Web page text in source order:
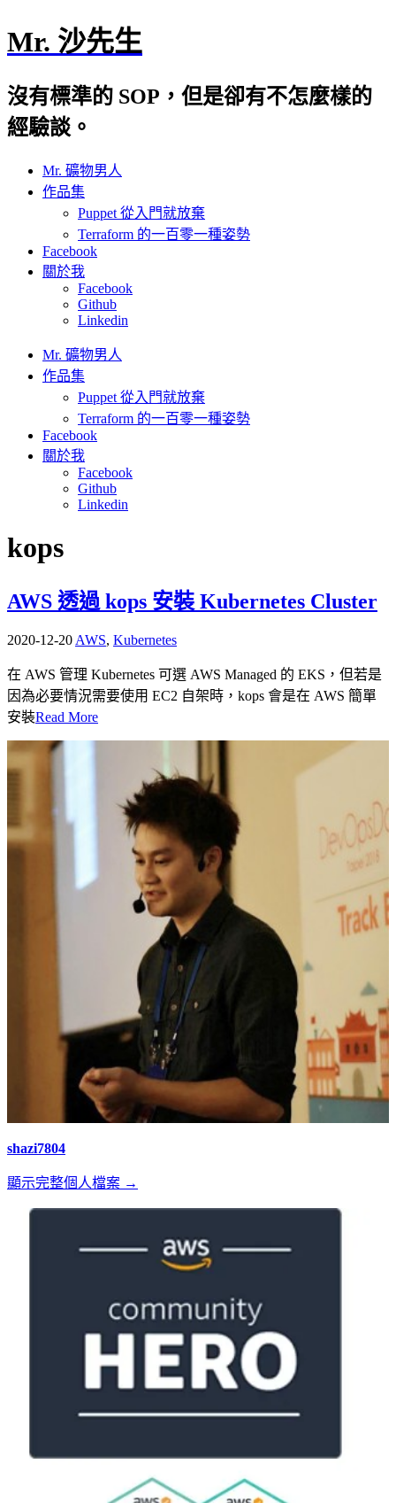
Mr. 沙先生
沒有標準的 SOP，但是卻有不怎麼樣的
經驗談。
Mr. 礦物男人
作品集
Puppet 從入門就放棄
Terraform 的一百零一種姿勢
Facebook
關於我
Facebook
Github
Linkedin
Mr. 礦物男人
作品集
Puppet 從入門就放棄
Terraform 的一百零一種姿勢
Facebook
關於我
Facebook
Github
Linkedin
kops
AWS 透過 kops 安裝 Kubernetes Cluster
2020-12-20 AWS, Kubernetes
在 AWS 管理 Kubernetes 可選 AWS Managed 的 EKS，但若是
因為必要情況需要使用 EC2 自架時，kops 會是在 AWS 簡單
安裝Read More
shazi7804
顯示完整個人檔案 →